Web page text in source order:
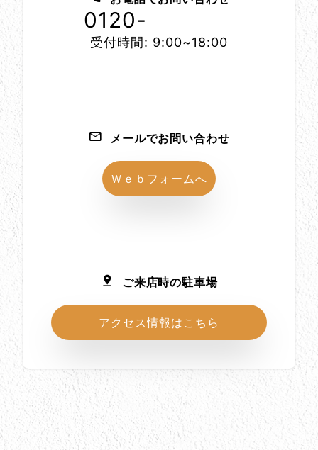
0120-
受付時間: 9:00~18:00
メールでお問い合わせ
Ｗｅｂフォームへ
ご来店時の駐車場
アクセス情報はこちら
所在地